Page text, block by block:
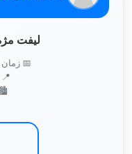
لیفت
📅